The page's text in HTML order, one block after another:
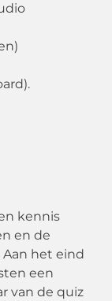
kennis
en de
het eind
een
van de quiz